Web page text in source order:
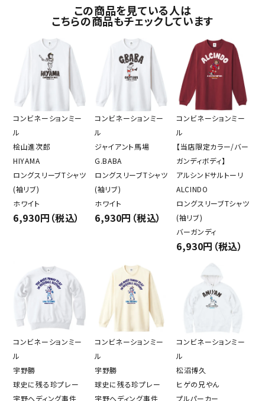
この商品を見ている人は
こちらの商品もチェックしています
コンビネーションミー
ル
桧山進次郎
HIYAMA
ロングスリーブTシャツ
(袖リブ)
ホワイト
6,930円（税込）
コンビネーションミー
ル
ジャイアント馬場
G.BABA
ロングスリーブTシャツ
(袖リブ)
ホワイト
6,930円（税込）
コンビネーションミー
ル
【当店限定カラー/バー
ガンディボディ】
アルシンドサルトーリ
ALCINDO
ロングスリーブTシャツ
(袖リブ)
バーガンディ
6,930円（税込）
コンビネーションミー
ル
宇野勝
球史に残る珍プレー
宇野ヘディング事件
コンビネーションミー
ル
宇野勝
球史に残る珍プレー
宇野ヘディング事件
コンビネーションミー
ル
松沼博久
ヒゲの兄やん
プルパーカー